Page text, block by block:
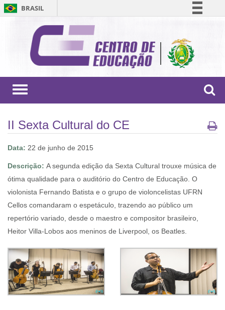
BRASIL
Comunica BR
Participe
Acesso à informação
Toggle
II Sexta Cultural do CE
Data: 22 de junho de 2015
Descrição: A segunda edição da Sexta Cultural trouxe música de
ótima qualidade para o auditório do Centro de Educação. O
violonista Fernando Batista e o grupo de violoncelistas UFRN
Cellos comandaram o espetáculo, trazendo ao público um
repertório variado, desde o maestro e compositor brasileiro,
Heitor Villa-Lobos aos meninos de Liverpool, os Beatles.